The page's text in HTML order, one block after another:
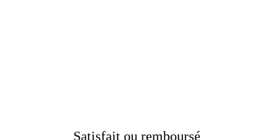
Satisfait ou remboursé